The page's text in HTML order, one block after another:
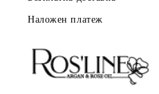
Наложен платеж